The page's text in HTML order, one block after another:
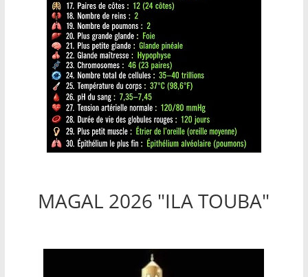
MAGAL 2026 "ILA TOUBA"